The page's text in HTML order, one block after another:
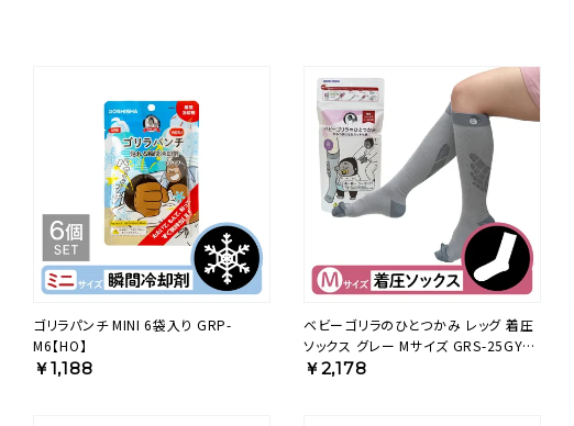
ゴリラパンチ MINI 6袋入り GRP-
M6【HO】
￥1,188
ベビーゴリラのひとつかみ レッグ 着圧
ソックス グレー Mサイズ GRS-25GYM
【KA】
￥2,178